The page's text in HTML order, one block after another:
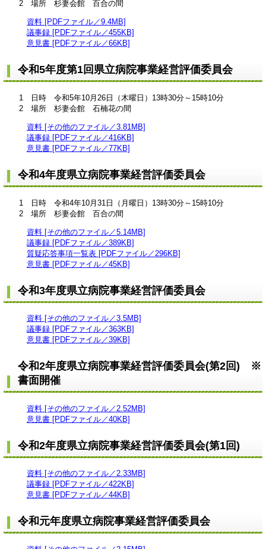
2 場所 杉妻会館 百合の間
資料 [PDFファイル／9.4MB]
議事録 [PDFファイル／455KB]
意見書 [PDFファイル／66KB]
令和5年度第1回県立病院事業経営評価委員会
1 日時 令和5年10月26日（木曜日）13時30分～15時10分
2 場所 杉妻会館 石楠花の間
資料 [その他のファイル／3.81MB]
議事録 [PDFファイル／416KB]
意見書 [PDFファイル／77KB]
令和4年度県立病院事業経営評価委員会
1 日時 令和4年10月31日（月曜日）13時30分～15時10分
2 場所 杉妻会館 百合の間
資料 [その他のファイル／5.14MB]
議事録 [PDFファイル／389KB]
質疑応答事項一覧表 [PDFファイル／296KB]
意見書 [PDFファイル／45KB]
令和3年度県立病院事業経営評価委員会
資料 [その他のファイル／3.5MB]
議事録 [PDFファイル／363KB]
意見書 [PDFファイル／39KB]
令和2年度県立病院事業経営評価委員会(第2回) ※
書面開催
資料 [その他のファイル／2.52MB]
意見書 [PDFファイル／40KB]
令和2年度県立病院事業経営評価委員会(第1回)
資料 [その他のファイル／2.33MB]
議事録 [PDFファイル／422KB]
意見書 [PDFファイル／44KB]
令和元年度県立病院事業経営評価委員会